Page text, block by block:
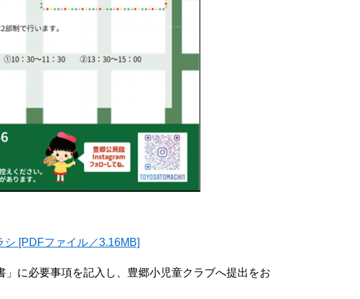
シ [PDFファイル／3.16MB]
に必要事項を記入し、豊郷小児童クラブへ提出をお